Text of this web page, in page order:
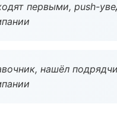
первыми, push-
нашёл